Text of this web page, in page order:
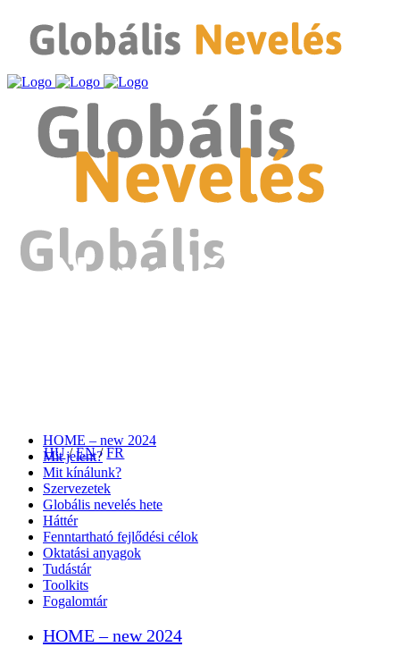
HU/EN/FR
HOME – new 2024
Mit jelent?
Mit kínálunk?
Szervezetek
Globális nevelés hete
Háttér
Fenntartható fejlődési célok
Oktatási anyagok
Tudástár
Toolkits
Fogalomtár
HOME – new 2024